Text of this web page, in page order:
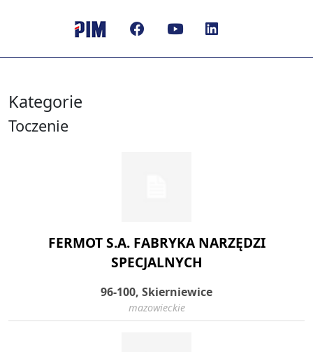
Kategorie
Toczenie
FERMOT S.A. FABRYKA NARZĘDZI
SPECJALNYCH
96-100, Skierniewice
mazowieckie